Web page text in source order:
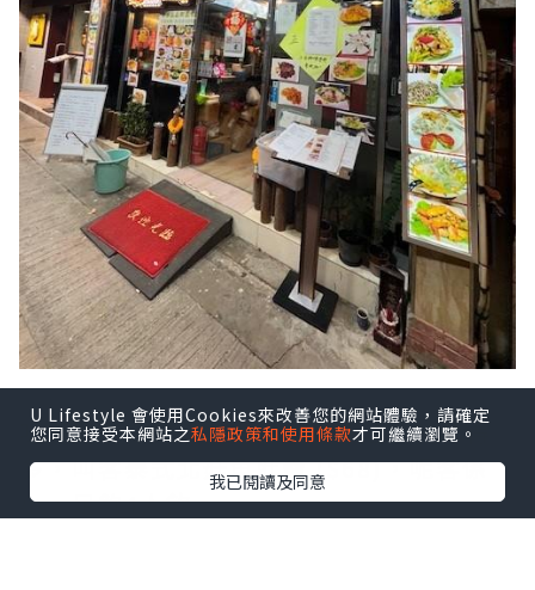
呢度提供多款泰式湯羹類，冬蔭公就飲得
多，叫客泰式北菇魚肚羹 ($68)，呢客係
小，足夠4人飲。
U Lifestyle 會使用Cookies來改善您的網站體驗，請確定
您同意接受本網站之私隱政策和使用條款才可繼續瀏覽。
我已閱讀及同意